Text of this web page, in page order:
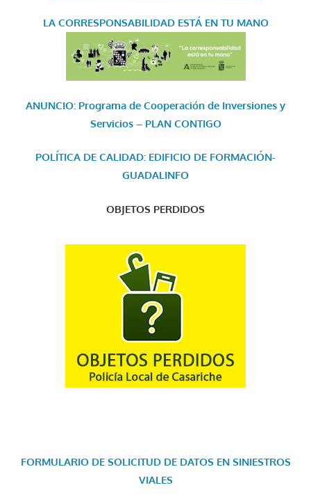
LA CORRESPONSABILIDAD ESTÁ EN TU MANO
ANUNCIO: Programa de Cooperación de Inversiones y
Servicios – PLAN CONTIGO
POLÍTICA DE CALIDAD: EDIFICIO DE FORMACIÓN-
GUADALINFO
OBJETOS PERDIDOS
FORMULARIO DE SOLICITUD DE DATOS EN SINIESTROS
VIALES